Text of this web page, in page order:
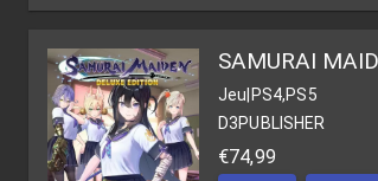
SAMURAI
Jeu|PS4,PS5
D3PUBLISHER
€74,99